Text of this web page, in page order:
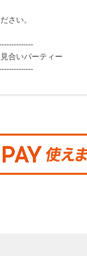
さい。
合いパーティー